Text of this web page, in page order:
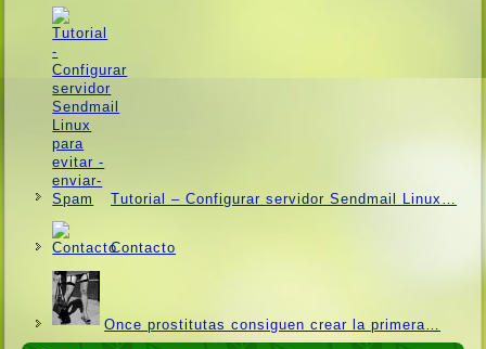
Tutorial – Configurar servidor Sendmail Linux…
Contacto
Once prostitutas consiguen crear la primera…